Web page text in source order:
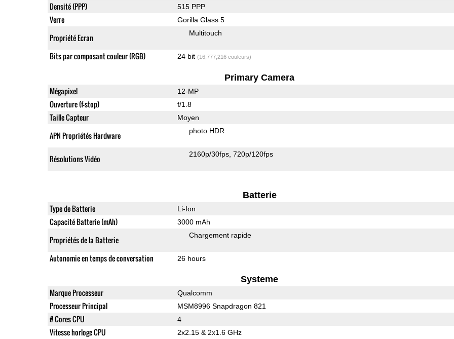
Densité (PPP) 515 PPP
Verre Gorilla Glass 5
Propriété Ecran Multitouch
Bits par composant couleur (RGB) 24 bit (16,777,216 couleurs)
Primary Camera
Mégapixel 12-MP
Ouverture (f-stop) f/1.8
Taille Capteur Moyen
APN Propriétés Hardware photo HDR
Résolutions Vidéo 2160p/30fps 720p/120fps
Batterie
Type de Batterie Li-Ion
Capacité Batterie (mAh) 3000 mAh
Propriétés de la Batterie Chargement rapide
Autonomie en temps de conversation 26 hours
Systeme
Marque Processeur Qualcomm
Processeur Principal MSM8996 Snapdragon 821
# Cores CPU 4
Vitesse horloge CPU 2x2.15 & 2x1.6 GHz